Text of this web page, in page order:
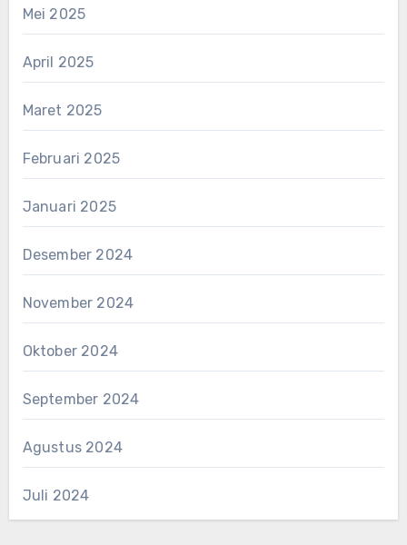
Mei 2025
April 2025
Maret 2025
Februari 2025
Januari 2025
Desember 2024
November 2024
Oktober 2024
September 2024
Agustus 2024
Juli 2024